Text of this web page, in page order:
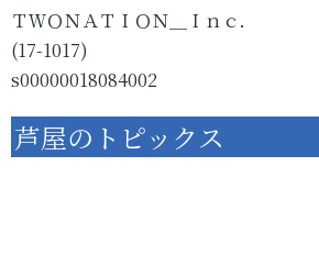
ＴＷＯＮＡＴＩＯＮ＿Ｉｎｃ．
(17-1017)
s00000018084002
芦屋のトピックス